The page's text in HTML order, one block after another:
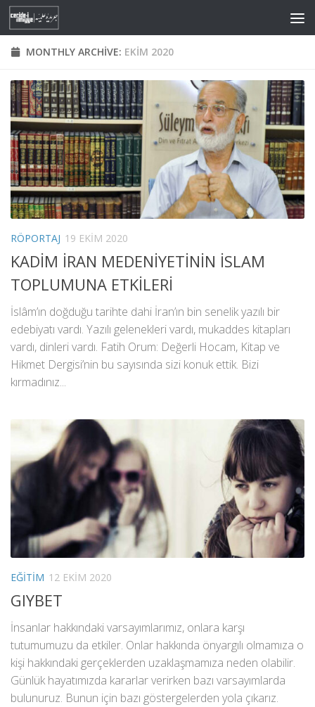
Skip to content
MONTHLY ARCHIVE: EKIM 2020
RÖPORTAJ 19 EKIM 2020
KADİM İRAN MEDENİYETİNİN İSLAM
TOPLUMUNA ETKİLERİ
İslâm’ın doğduğu tarihte dahi İran’ın bin senelik yazılı bir
edebiyatı vardı. Yazılı gelenekleri vardı, mukaddes kitapları
vardı, dinleri vardı. Fatih Orum: Değerli Hocam, Kitap ve
Hikmet Dergisi’nin bu sayısında sizi konuk ettik. Bizi
kırmadınız...
EĞITIM 12 EKIM 2020
GIYBET
İnsanlar hakkındaki varsayımlarımız, onlara karşı
tutumumuzu da etkiler. Onlar hakkında önyargılı olmamıza o
kişi hakkındaki gerçeklerden uzaklaşmamıza neden olabilir.
Günlük hayatımızda kararlar verirken bazı varsayımlarda
bulunuruz. Bunun için bazı göstergelerden yola çıkarız.